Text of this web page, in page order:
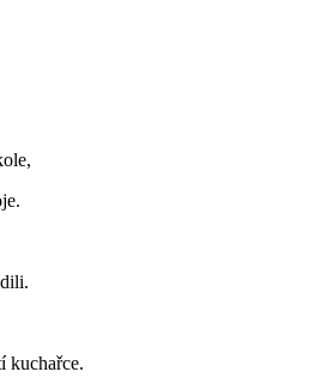
kuchařce.